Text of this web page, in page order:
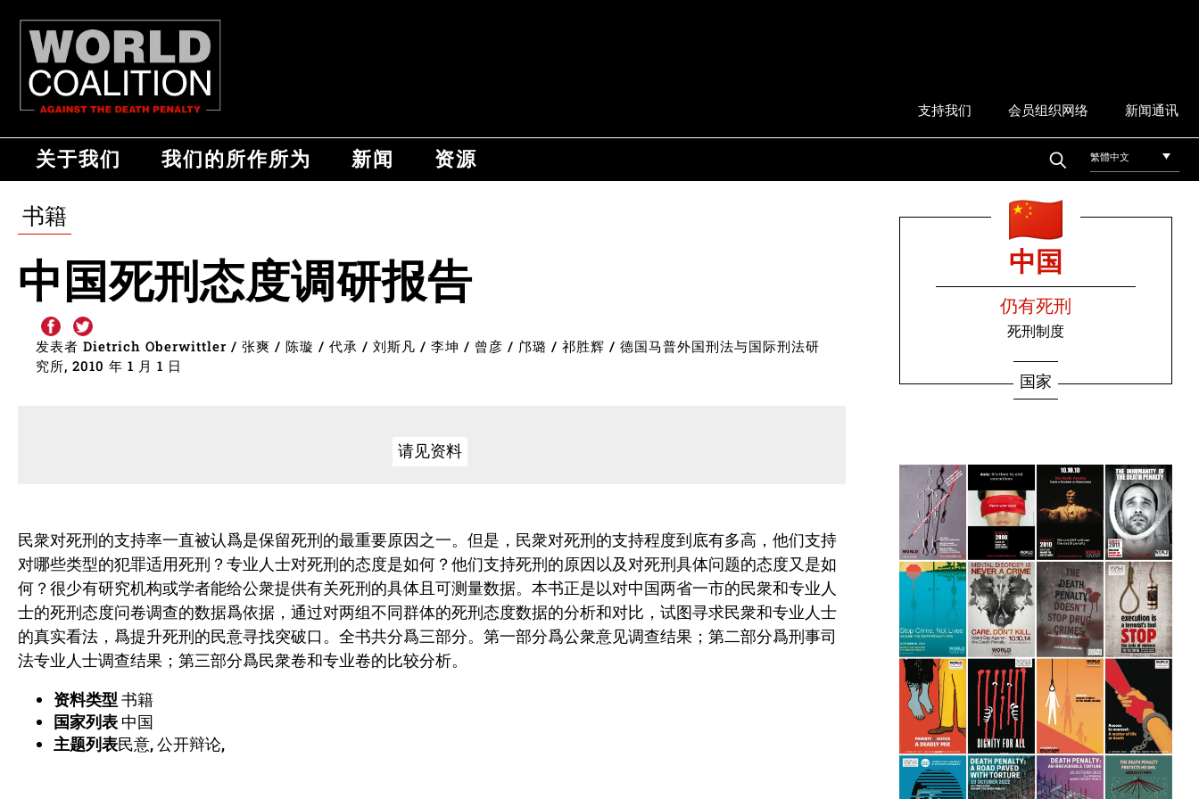
支持我们 会员组织网络 新闻通讯
关于我们 我们的所作所为 新闻 资源 繁體中文
书籍
中国死刑态度调研报告
发表者 Dietrich Oberwittler / 张爽 / 陈璇 / 代承 / 刘斯凡 / 李坤 / 曾彦 / 邝璐 / 祁胜辉 / 德国马普外国刑法与国际刑法研
究所, 2010 年 1 月 1 日
请见资料
民衆对死刑的支持率一直被认爲是保留死刑的最重要原因之一。但是，民衆对死刑的支持程度到底有多高，他们支持
对哪些类型的犯罪适用死刑？专业人士对死刑的态度是如何？他们支持死刑的原因以及对死刑具体问题的态度又是如
何？很少有研究机构或学者能给公衆提供有关死刑的具体且可测量数据。本书正是以对中国两省一市的民衆和专业人
士的死刑态度问卷调查的数据爲依据，通过对两组不同群体的死刑态度数据的分析和对比，试图寻求民衆和专业人士
的真实看法，爲提升死刑的民意寻找突破口。全书共分爲三部分。第一部分爲公衆意见调查结果；第二部分爲刑事司
法专业人士调查结果；第三部分爲民衆卷和专业卷的比较分析。
资料类型 书籍
国家列表 中国
主题列表民意, 公开辩论,
中国
仍有死刑
死刑制度
国家